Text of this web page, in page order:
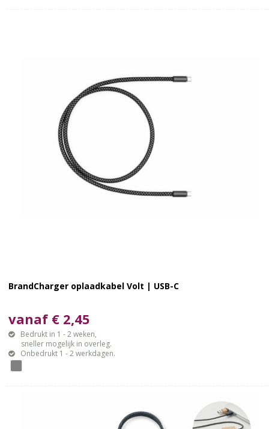
BrandCharger oplaadkabel Volt | USB-C
vanaf € 2,45
Bedrukt in 1 - 2 weken,
sneller mogelijk in overleg.
Onbedrukt 1 - 2 werkdagen.